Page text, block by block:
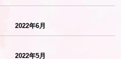
2022年6月
2022年5月